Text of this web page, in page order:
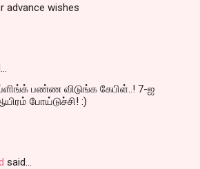
advance wishes
பண்ண விடுங்க கேபிள்..! 7-ஐ
போய்டுச்சி! :)
said…